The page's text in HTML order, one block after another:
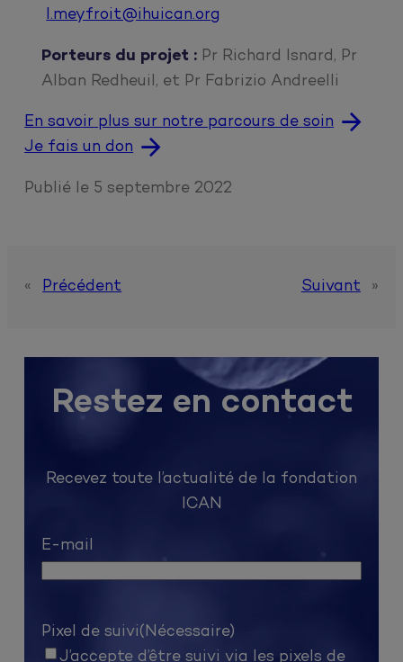
l.meyfroit@ihuican.org
Porteurs du projet : Pr Richard Isnard, Pr
Alban Redheuil, et Pr Fabrizio Andreelli
En savoir plus sur notre parcours de soin
Je fais un don
Publié le 5 septembre 2022
« Précédent Suivant »
Restez en contact
Recevez toute l’actualité de la fondation
ICAN
E-mail
Pixel de suivi(Nécessaire)
J’accepte d’être suivi via les pixels de